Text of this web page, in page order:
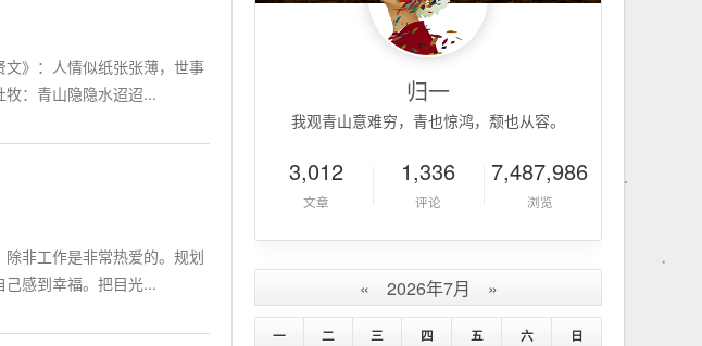
》：人情似纸张张薄，世事
：青山隐隐水迢迢...
非工作是非常热爱的。规划
感到幸福。把目光...
归一
我观青山意难穷，青也惊鸿，颓也从容。
3,012
文章
1,336
评论
7,487,986
浏览
« 2026年7月 »
一 二 三 四 五 六 日